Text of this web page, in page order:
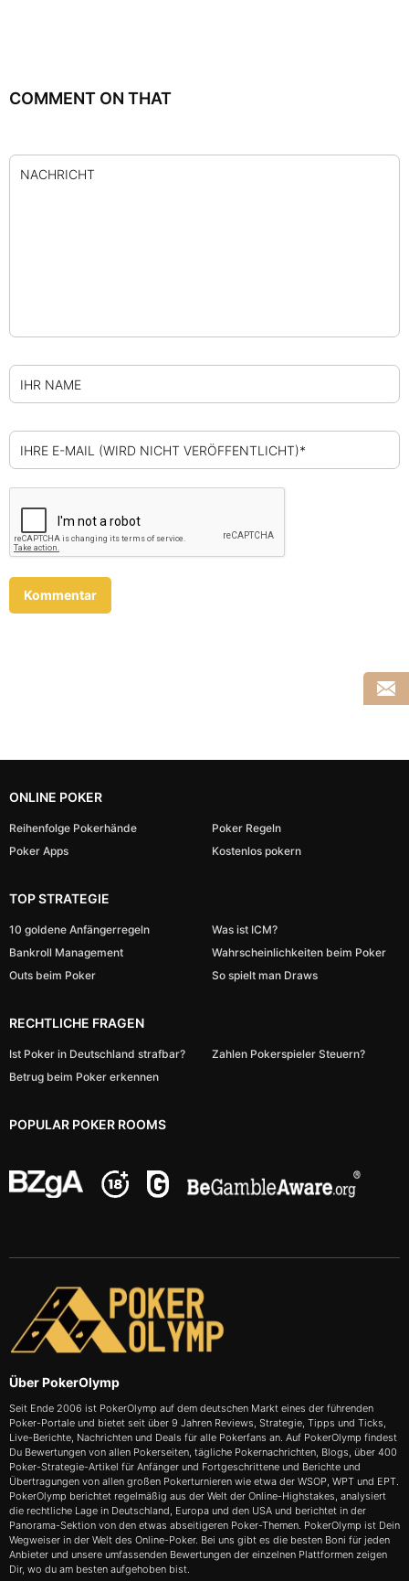
COMMENT ON THAT
NACHRICHT
IHR NAME
IHRE E-MAIL (WIRD NICHT VERÖFFENTLICHT)*
ONLINE POKER
Reihenfolge Pokerhände
Poker Apps
Poker Regeln
Kostenlos pokern
TOP STRATEGIE
10 goldene Anfängerregeln
Bankroll Management
Outs beim Poker
Was ist ICM?
Wahrscheinlichkeiten beim Poker
So spielt man Draws
RECHTLICHE FRAGEN
Ist Poker in Deutschland strafbar?
Betrug beim Poker erkennen
Zahlen Pokerspieler Steuern?
POPULAR POKER ROOMS
Über PokerOlymp
Seit Ende 2006 ist PokerOlymp auf dem deutschen Markt eines der führenden
Poker-Portale und bietet seit über 9 Jahren Reviews, Strategie, Tipps und Ticks,
Live-Berichte, Nachrichten und Deals für alle Pokerfans an. Auf PokerOlymp findest
Du Bewertungen von allen Pokerseiten, tägliche Pokernachrichten, Blogs, über 400
Poker-Strategie-Artikel für Anfänger und Fortgeschrittene und Berichte und
Übertragungen von allen großen Pokerturnieren wie etwa der WSOP, WPT und EPT.
PokerOlymp berichtet regelmäßig aus der Welt der Online-Highstakes, analysiert
die rechtliche Lage in Deutschland, Europa und den USA und berichtet in der
Panorama-Sektion von den etwas abseitigeren Poker-Themen. PokerOlymp ist Dein
Wegweiser in der Welt des Online-Poker. Bei uns gibt es die besten Boni für jeden
Anbieter und unsere umfassenden Bewertungen der einzelnen Plattformen zeigen
Dir, wo du am besten aufgehoben bist.